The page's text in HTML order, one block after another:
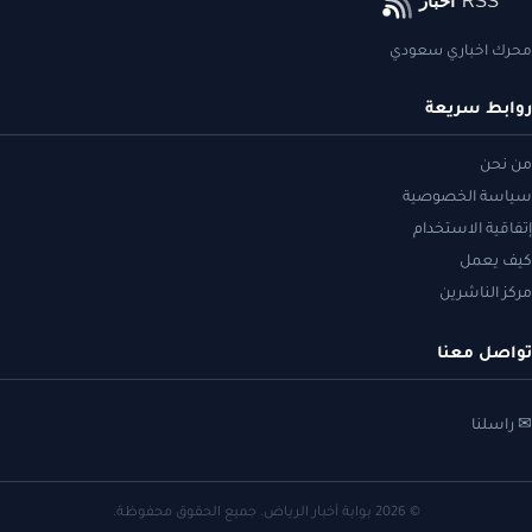
محرك اخباري سعودي
روابط سريعة
من نحن
سياسة الخصوصية
إتفاقية الاستخدام
كيف يعمل
مركز الناشرين
تواصل معنا
✉ راسلنا
© 2026 بوابة أخبار الرياض. جميع الحقوق محفوظة.